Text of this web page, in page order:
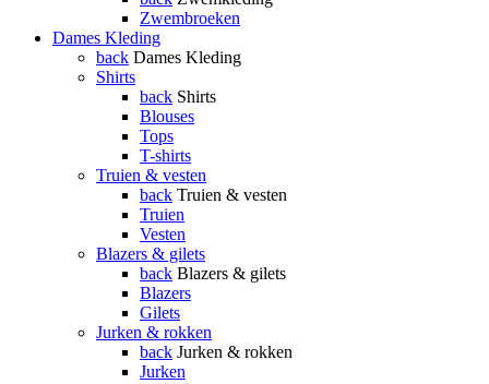
Zwembroeken
Dames Kleding
back Dames Kleding
Shirts
back Shirts
Blouses
Tops
T-shirts
Truien & vesten
back Truien & vesten
Truien
Vesten
Blazers & gilets
back Blazers & gilets
Blazers
Gilets
Jurken & rokken
back Jurken & rokken
Jurken